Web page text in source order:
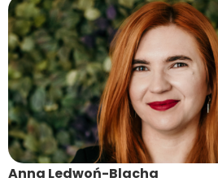
Anna Ledwoń-Blacha